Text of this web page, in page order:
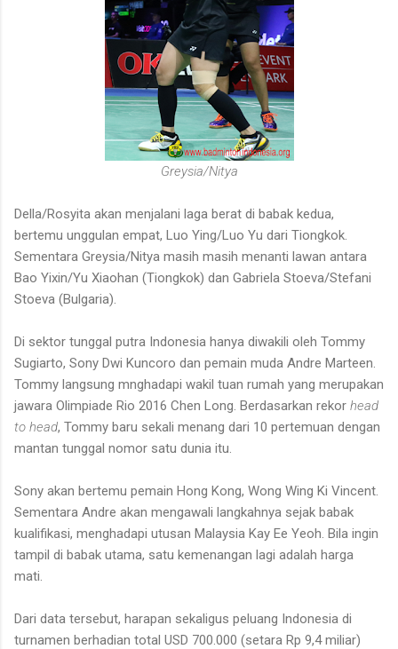
Greysia/Nitya
Della/Rosyita akan menjalani laga berat di babak kedua,
bertemu unggulan empat, Luo Ying/Luo Yu dari Tiongkok.
Sementara Greysia/Nitya masih masih menanti lawan antara
Bao Yixin/Yu Xiaohan (Tiongkok) dan Gabriela Stoeva/Stefani
Stoeva (Bulgaria).
Di sektor tunggal putra Indonesia hanya diwakili oleh Tommy
Sugiarto, Sony Dwi Kuncoro dan pemain muda Andre Marteen.
Tommy langsung mnghadapi wakil tuan rumah yang merupakan
jawara Olimpiade Rio 2016 Chen Long. Berdasarkan rekor head
to head, Tommy baru sekali menang dari 10 pertemuan dengan
mantan tunggal nomor satu dunia itu.
Sony akan bertemu pemain Hong Kong, Wong Wing Ki Vincent.
Sementara Andre akan mengawali langkahnya sejak babak
kualifikasi, menghadapi utusan Malaysia Kay Ee Yeoh. Bila ingin
tampil di babak utama, satu kemenangan lagi adalah harga
mati.
Dari data tersebut, harapan sekaligus peluang Indonesia di
turnamen berhadian total USD 700.000 (setara Rp 9,4 miliar)